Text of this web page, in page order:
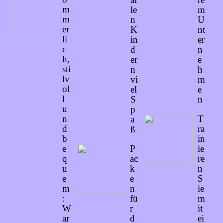
m
m
er
li
c
h,
sti
lv
ol
l
u
n
d
b
e
q
u
e
m
:
W
ar
le
n
K
in
d
er
n
vi
el
S
p
a
ß
P
ac
k
e
n
fü
r
d
m
U
nt
er
n
e
h
m
e
n
T
ra
in
ie
re
n
S
ie
m
it
ei